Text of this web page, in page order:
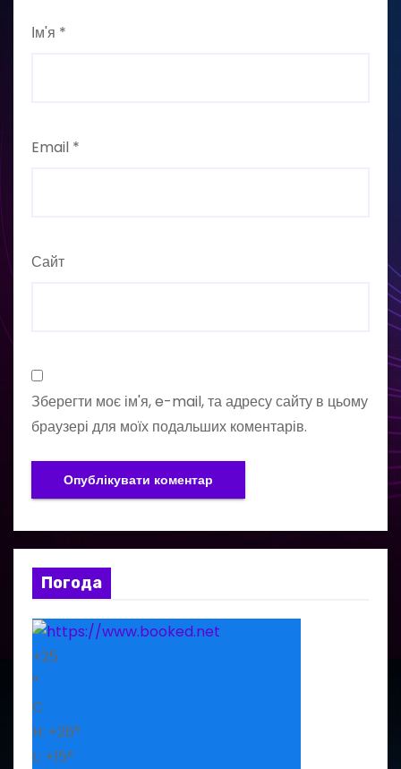
Ім'я *
Email *
Сайт
Зберегти моє ім'я, e-mail, та адресу сайту в цьому
браузері для моїх подальших коментарів.
Погода
+25
°
C
H: +26°
L: +15°